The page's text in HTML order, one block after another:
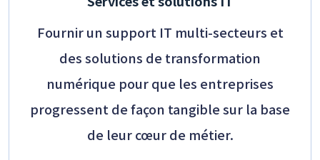
Fournir un support IT multi-secteurs et
des solutions de transformation
numérique pour que les entreprises
progressent de façon tangible sur la base
de leur cœur de métier.